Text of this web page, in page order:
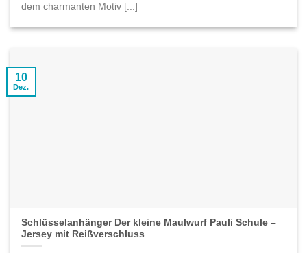
dem charmanten Motiv [...]
Schlüsselanhänger Der kleine Maulwurf Pauli Schule –
Jersey mit Reißverschluss
10
Dez.